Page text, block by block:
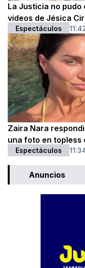
La Justicia no
videos de Jésica
Espectáculos
Zaira Nara
una foto en topless
Espectáculos
Anuncios